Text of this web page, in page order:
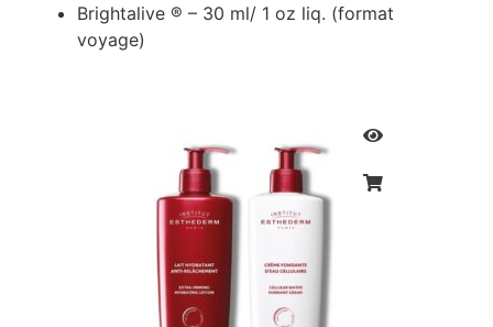
Brightalive ® – 30 ml/ 1 oz liq. (format
voyage)